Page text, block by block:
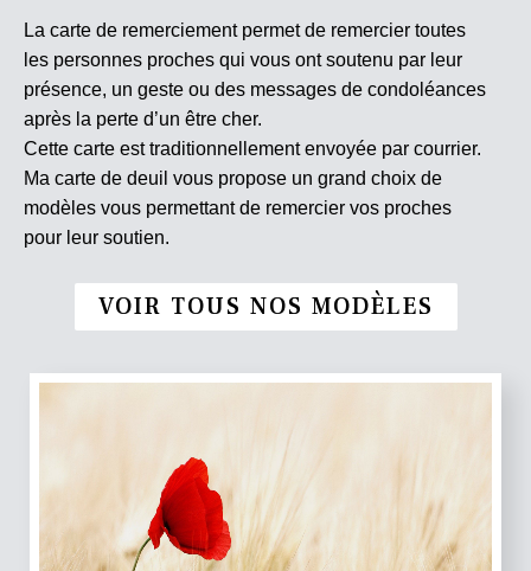
La carte de remerciement permet de remercier toutes
les personnes proches qui vous ont soutenu par leur
présence, un geste ou des messages de condoléances
après la perte d’un être cher.
Cette carte est traditionnellement envoyée par courrier.
Ma carte de deuil vous propose un grand choix de
modèles vous permettant de remercier vos proches
pour leur soutien.
VOIR TOUS NOS MODÈLES